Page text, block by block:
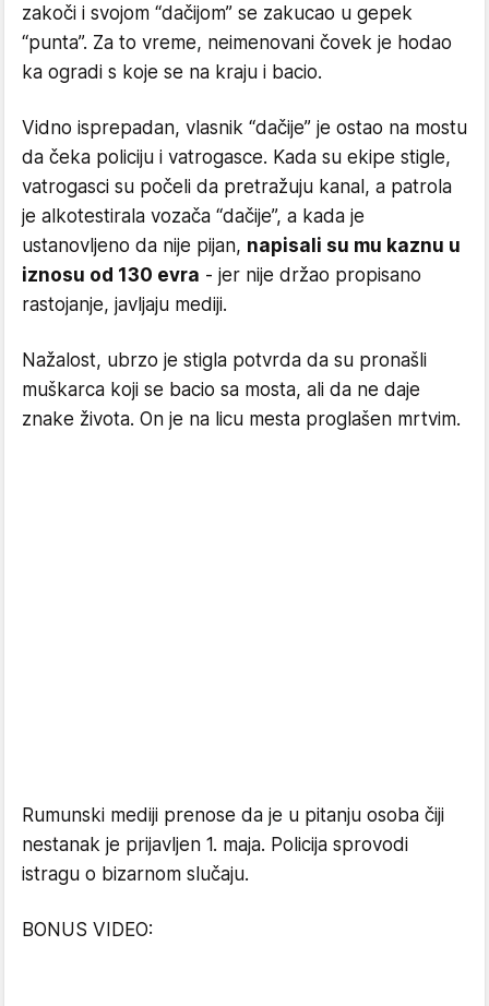
zakoči i svojom “dačijom” se zakucao u gepek
“punta”. Za to vreme, neimenovani čovek je hodao
ka ogradi s koje se na kraju i bacio.
Vidno isprepadan, vlasnik “dačije” je ostao na mostu
da čeka policiju i vatrogasce. Kada su ekipe stigle,
vatrogasci su počeli da pretražuju kanal, a patrola
je alkotestirala vozača “dačije”, a kada je
ustanovljeno da nije pijan, napisali su mu kaznu u
iznosu od 130 evra - jer nije držao propisano
rastojanje, javljaju mediji.
Nažalost, ubrzo je stigla potvrda da su pronašli
muškarca koji se bacio sa mosta, ali da ne daje
znake života. On je na licu mesta proglašen mrtvim.
Rumunski mediji prenose da je u pitanju osoba čiji
nestanak je prijavljen 1. maja. Policija sprovodi
istragu o bizarnom slučaju.
BONUS VIDEO: